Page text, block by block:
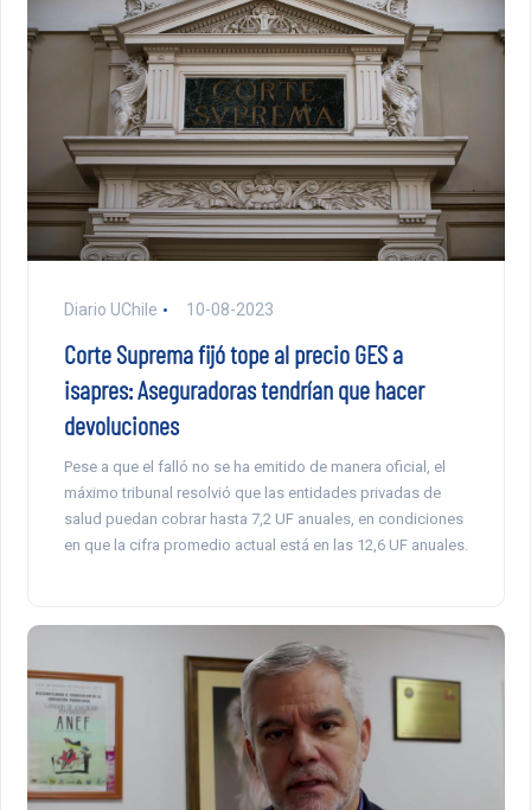
Diario UChile 10-08-2023
Corte Suprema fijó tope al precio GES a
isapres: Aseguradoras tendrían que hacer
devoluciones
Pese a que el falló no se ha emitido de manera oficial, el
máximo tribunal resolvió que las entidades privadas de
salud puedan cobrar hasta 7,2 UF anuales, en condiciones
en que la cifra promedio actual está en las 12,6 UF anuales.